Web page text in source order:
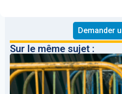
Demander
Sur le même sujet :